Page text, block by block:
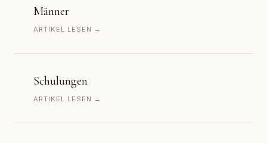
Männer
ARTIKEL LESEN →
Schulungen
ARTIKEL LESEN →